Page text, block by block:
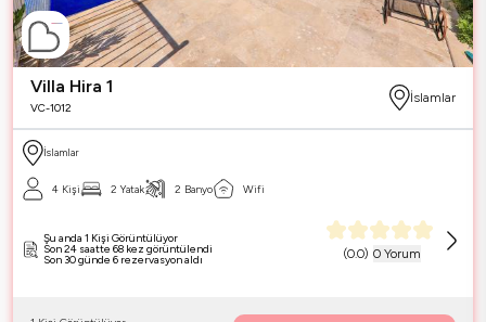
Villa Hira 1
VC-1012
İslamlar
İslamlar
4 Kişi 2 Yatak 2 Banyo Wifi
(0.0) 0 Yorum
Şu anda 1 Kişi Görüntülüyor
Son 24 saatte 68 kez görüntülendi
Son 30 günde 6 rezervasyon aldı